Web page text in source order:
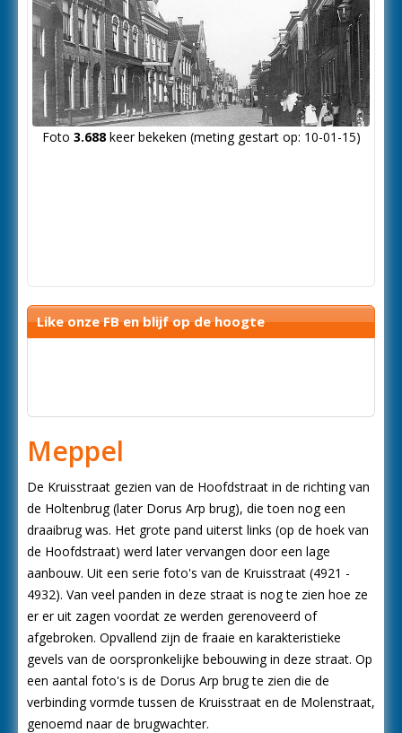
Foto 3.688keer bekeken (meting gestart op: 10-01-15)
Like onze FB en blijf op de hoogte
Meppel
De Kruisstraat gezien van de Hoofdstraat in de richting van
de Holtenbrug (later Dorus Arp brug), die toen nog een
draaibrug was. Het grote pand uiterst links (op de hoek van
de Hoofdstraat) werd later vervangen door een lage
aanbouw. Uit een serie foto's van de Kruisstraat (4921 -
4932). Van veel panden in deze straat is nog te zien hoe ze
er er uit zagen voordat ze werden gerenoveerd of
afgebroken. Opvallend zijn de fraaie en karakteristieke
gevels van de oorspronkelijke bebouwing in deze straat. Op
een aantal foto's is de Dorus Arp brug te zien die de
verbinding vormde tussen de Kruisstraat en de Molenstraat,
genoemd naar de brugwachter.